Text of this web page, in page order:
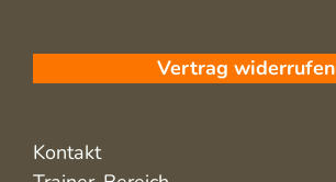
Vertrag widerrufen
Kontakt